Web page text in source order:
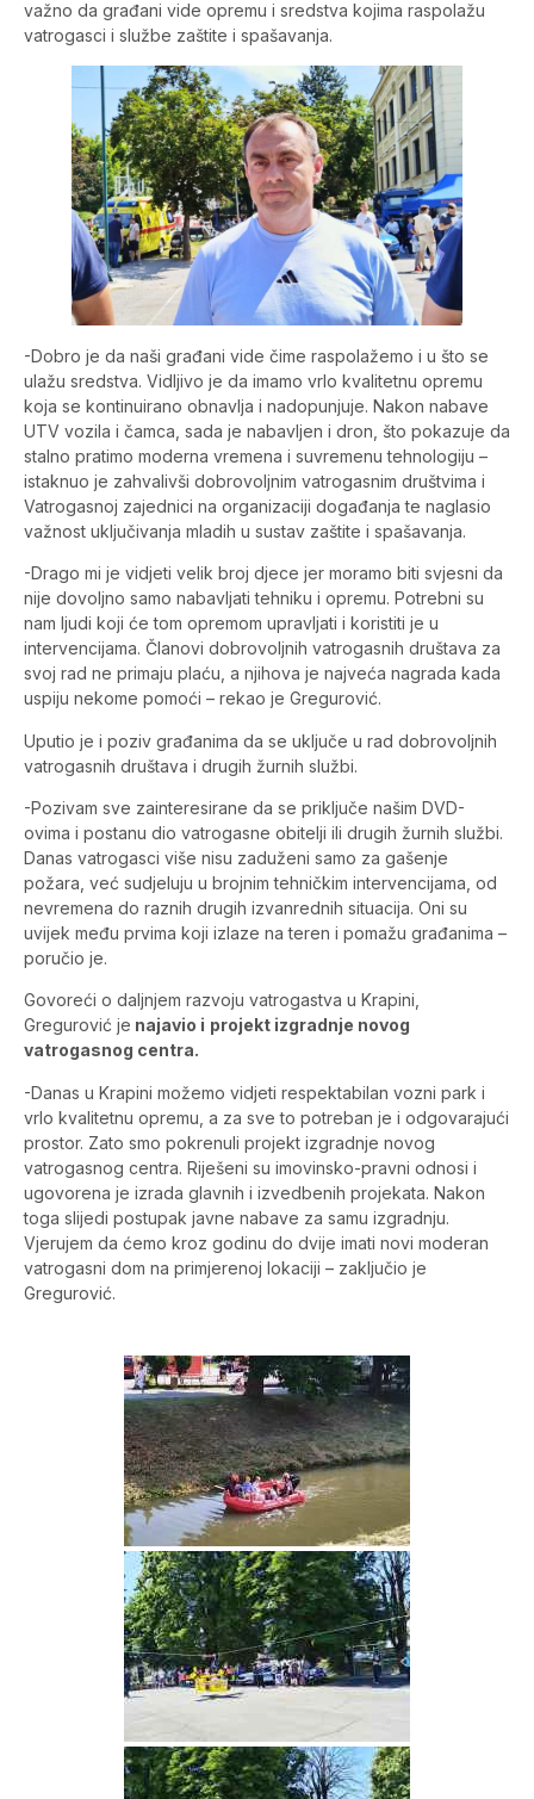
važno da građani vide opremu i sredstva kojima raspolažu
vatrogasci i službe zaštite i spašavanja.
-Dobro je da naši građani vide čime raspolažemo i u što se
ulažu sredstva. Vidljivo je da imamo vrlo kvalitetnu opremu
koja se kontinuirano obnavlja i nadopunjuje. Nakon nabave
UTV vozila i čamca, sada je nabavljen i dron, što pokazuje da
stalno pratimo moderna vremena i suvremenu tehnologiju –
istaknuo je zahvalivši dobrovoljnim vatrogasnim društvima i
Vatrogasnoj zajednici na organizaciji događanja te naglasio
važnost uključivanja mladih u sustav zaštite i spašavanja.
-Drago mi je vidjeti velik broj djece jer moramo biti svjesni da
nije dovoljno samo nabavljati tehniku i opremu. Potrebni su
nam ljudi koji će tom opremom upravljati i koristiti je u
intervencijama. Članovi dobrovoljnih vatrogasnih društava za
svoj rad ne primaju plaću, a njihova je najveća nagrada kada
uspiju nekome pomoći – rekao je Gregurović.
Uputio je i poziv građanima da se uključe u rad dobrovoljnih
vatrogasnih društava i drugih žurnih službi.
-Pozivam sve zainteresirane da se priključe našim DVD-
ovima i postanu dio vatrogasne obitelji ili drugih žurnih službi.
Danas vatrogasci više nisu zaduženi samo za gašenje
požara, već sudjeluju u brojnim tehničkim intervencijama, od
nevremena do raznih drugih izvanrednih situacija. Oni su
uvijek među prvima koji izlaze na teren i pomažu građanima –
poručio je.
Govoreći o daljnjem razvoju vatrogastva u Krapini,
Gregurović je najavio i projekt izgradnje novog
vatrogasnog centra.
-Danas u Krapini možemo vidjeti respektabilan vozni park i
vrlo kvalitetnu opremu, a za sve to potreban je i odgovarajući
prostor. Zato smo pokrenuli projekt izgradnje novog
vatrogasnog centra. Riješeni su imovinsko-pravni odnosi i
ugovorena je izrada glavnih i izvedbenih projekata. Nakon
toga slijedi postupak javne nabave za samu izgradnju.
Vjerujem da ćemo kroz godinu do dvije imati novi moderan
vatrogasni dom na primjerenoj lokaciji – zaključio je
Gregurović.